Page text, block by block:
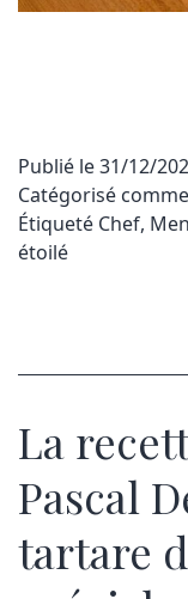
Publié le31/12/
Catégorisé comme
Étiqueté Chef,
étoilé
La
Pascal
tartare